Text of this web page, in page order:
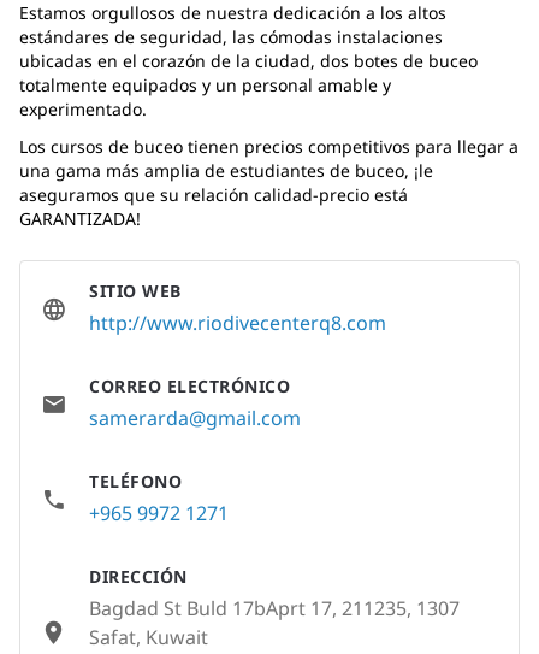
Estamos orgullosos de nuestra dedicación a los altos
estándares de seguridad, las cómodas instalaciones
ubicadas en el corazón de la ciudad, dos botes de buceo
totalmente equipados y un personal amable y
experimentado.
Los cursos de buceo tienen precios competitivos para llegar a
una gama más amplia de estudiantes de buceo, ¡le
aseguramos que su relación calidad-precio está
GARANTIZADA!
SITIO WEB
http://www.riodivecenterq8.com
CORREO ELECTRÓNICO
samerarda@gmail.com
TELÉFONO
+965 9972 1271
DIRECCIÓN
Bagdad St Buld 17bAprt 17, 211235, 1307
Safat, Kuwait